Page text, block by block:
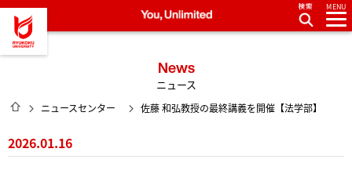
龍谷大学 You, Unlimited
MENU
News
ニュース
HOME
ニュースセンター 佐藤 和弘教授の最終講義を開催【法学部】
2026.01.16